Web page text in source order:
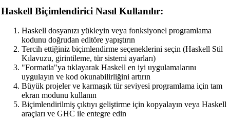
MongoDB Query Beautifier
Nginx Config Beautifier
Apache Config Beautifier
Python Beautifier
Java Code Beautifier
PHP Beautifier
Swift Code Beautifier
Haskell Biçimlendirici Nasıl Kullanılır:
Haskell dosyanızı yükleyin veya fonksiyonel programlama
kodunu doğrudan editöre yapıştırın
Tercih ettiğiniz biçimlendirme seçeneklerini seçin (Haskell Stil
Kılavuzu, girintileme, tür sistemi ayarları)
"Formatla"ya tıklayarak Haskell en iyi uygulamalarını
uygulayın ve kod okunabilirliğini artırın
Büyük projeler ve karmaşık tür seviyesi programlama için tam
ekran modunu kullanın
Biçimlendirilmiş çıktıyı geliştirme için kopyalayın veya Haskell
araçları ve GHC ile entegre edin